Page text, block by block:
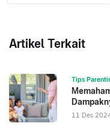
Artikel Terkait
Tips
11 Des